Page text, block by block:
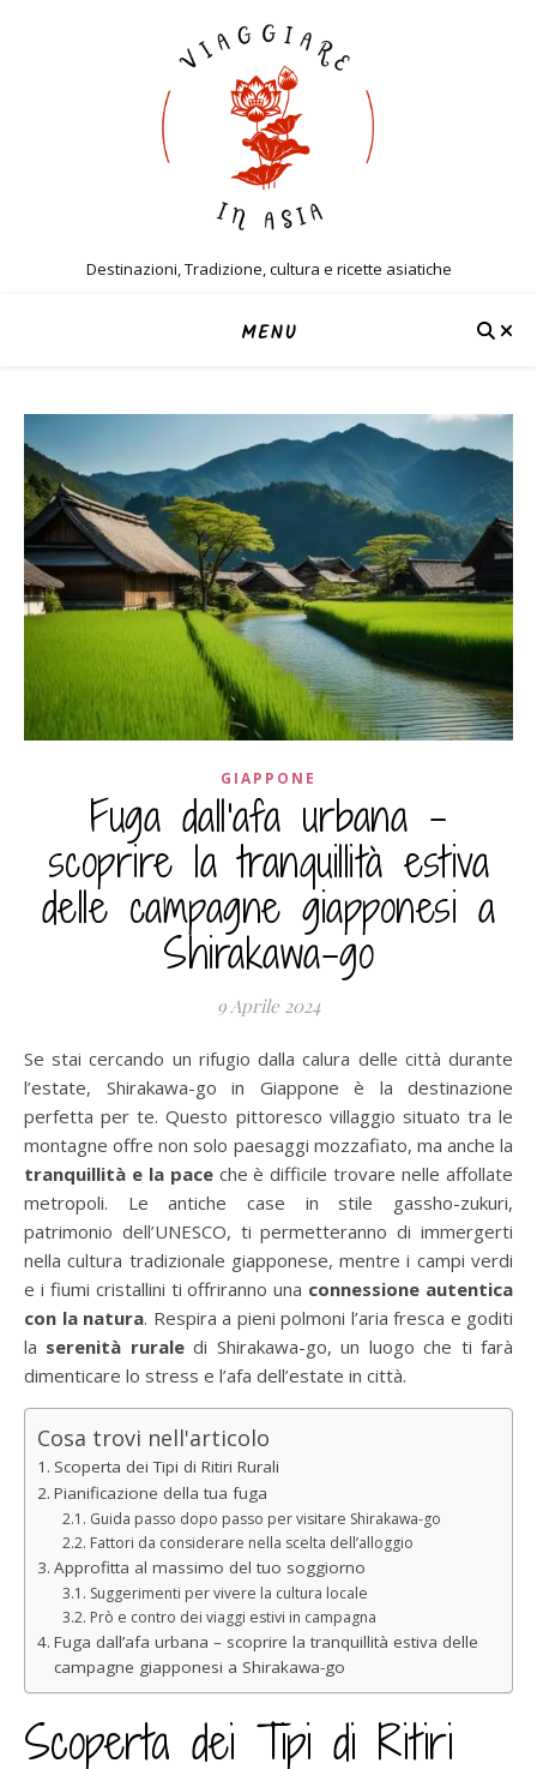
Destinazioni, Tradizione, cultura e ricette asiatiche
MENU
GIAPPONE
Fuga dall'afa urbana –
scoprire la tranquillità estiva
delle campagne giapponesi a
Shirakawa-go
9 Aprile 2024
Se stai cercando un rifugio dalla calura delle città durante
l’estate, Shirakawa-go in Giappone è la destinazione
perfetta per te. Questo pittoresco villaggio situato tra le
montagne offre non solo paesaggi mozzafiato, ma anche la
tranquillità e la paceche è difficile trovare nelle affollate
metropoli. Le antiche case in stile gassho-zukuri,
patrimonio dell’UNESCO, ti permetteranno di immergerti
nella cultura tradizionale giapponese, mentre i campi verdi
e i fiumi cristallini ti offriranno una connessione autentica
con la natura. Respira a pieni polmoni l’aria fresca e goditi
la serenità ruraledi Shirakawa-go, un luogo che ti farà
dimenticare lo stress e l’afa dell’estate in città.
Cosa trovi nell'articolo
Scoperta dei Tipi di Ritiri Rurali
Pianificazione della tua fuga
Guida passo dopo passo per visitare Shirakawa-go
Fattori da considerare nella scelta dell’alloggio
Approfitta al massimo del tuo soggiorno
Suggerimenti per vivere la cultura locale
Prò e contro dei viaggi estivi in campagna
Fuga dall’afa urbana – scoprire la tranquillità estiva delle
campagne giapponesi a Shirakawa-go
Scoperta dei Tipi di Ritiri